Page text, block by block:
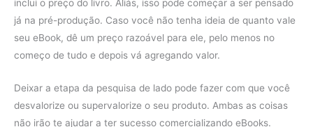
inclui o preço do livro. Aliás, isso pode começar a ser pensado
já na pré-produção. Caso você não tenha ideia de quanto vale
seu eBook, dê um preço razoável para ele, pelo menos no
começo de tudo e depois vá agregando valor.
Deixar a etapa da pesquisa de lado pode fazer com que você
desvalorize ou supervalorize o seu produto. Ambas as coisas
não irão te ajudar a ter sucesso comercializando eBooks.